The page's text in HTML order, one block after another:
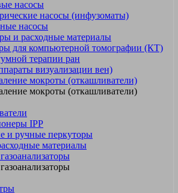
насосы
насосы (инфузоматы)
насосы
и расходные материалы
для компьютерной томографии (КТ)
терапии ран
визуализации вен)
мокроты (откашливатели)
мокроты (откашливатели)
IPP
и ручные перкуторы
материалы